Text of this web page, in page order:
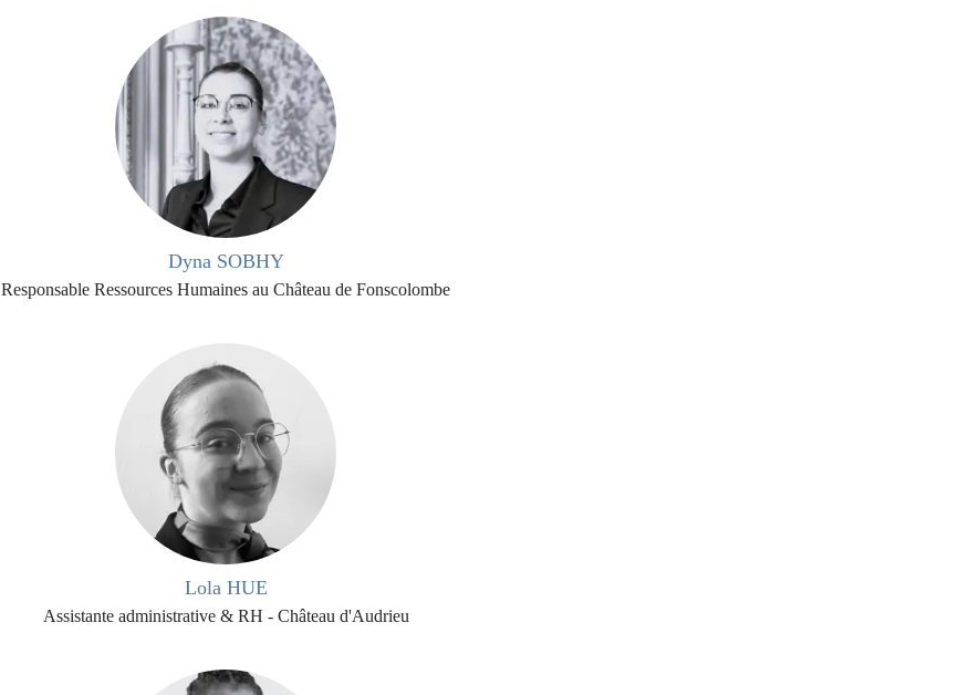
Dyna SOBHY
Responsable Ressources Humaines au Château de Fonscolombe
Lola HUE
Assistante administrative & RH - Château d'Audrieu